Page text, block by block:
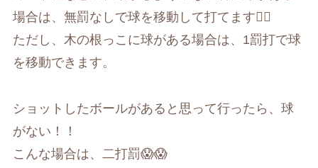
場合は、無罰なしで球を移動して打てます🙋‍♀️
ただし、木の根っこに球がある場合は、1罰打で球
を移動できます。
ショットしたボールがあると思って行ったら、球
がない！！
こんな場合は、二打罰😱😱